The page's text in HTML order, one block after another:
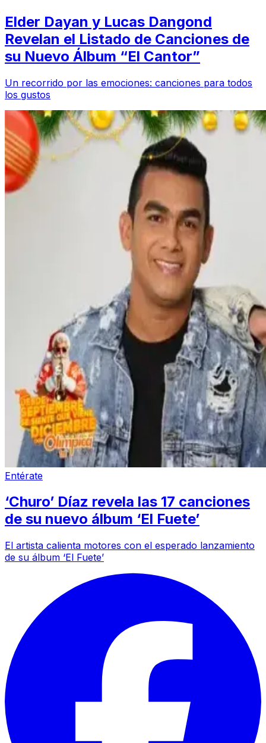
Elder Dayan y Lucas Dangond
Revelan el Listado de Canciones de
su Nuevo Álbum “El Cantor”
Un recorrido por las emociones: canciones para todos
los gustos
Entérate
‘Churo’ Díaz revela las 17 canciones
de su nuevo álbum ‘El Fuete’
El artista calienta motores con el esperado lanzamiento
de su álbum ‘El Fuete’